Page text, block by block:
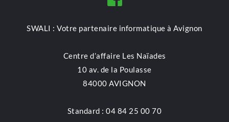
SWALI : Votre partenaire informatique à Avignon
Centre d’affaire Les Naïades
10 av. de la Poulasse
84000 AVIGNON
Standard : 04 84 25 00 70